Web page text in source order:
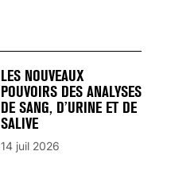
LES NOUVEAUX
POUVOIRS DES ANALYSES
DE SANG, D’URINE ET DE
SALIVE
14 juil 2026